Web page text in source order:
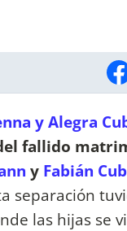
y Alegra
fallido
y Fabián
separación
las hijas se